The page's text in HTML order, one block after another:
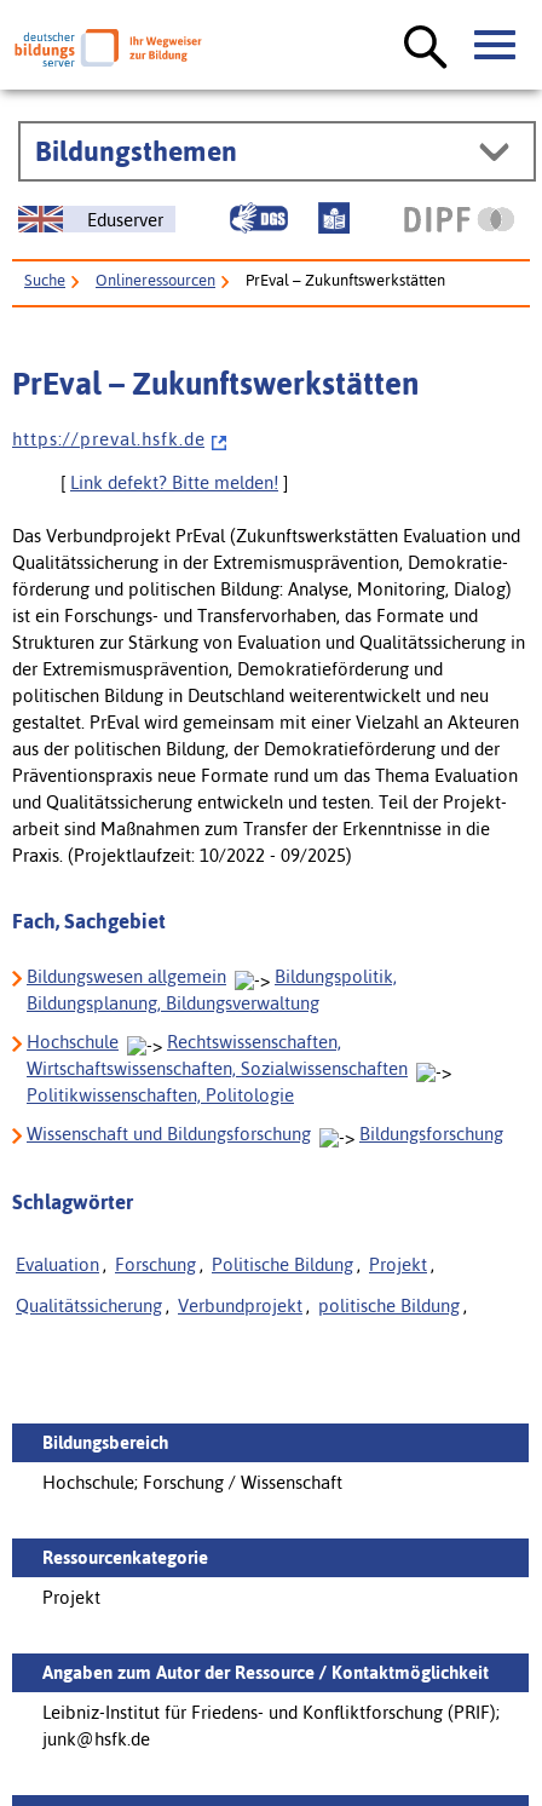
Bildungsthemen
Eduserver
Suche Onlineressourcen PrEval – Zukunftswerkstätten
PrEval – Zukunftswerkstätten
h t t p s : / / p r e v a l . h s f k . d e
[ Link defekt? Bitte melden! ]
Das Verbund­projekt PrEval (Zukunfts­werkstätten Evaluation und
Qualitäts­sicherung in der Extremismus­prävention, Demokratie­
förderung und politischen Bildung: Analyse, Monitoring, Dialog)
ist ein Forschungs- und Transfer­­vorhaben, das Formate und
Strukturen zur Stärkung von Evaluation und Qualitäts­sicherung in
der Extremismus­prävention, Demokratie­förderung und
politischen Bildung in Deutschland weiter­entwickelt und neu
gestaltet. PrEval wird gemeinsam mit einer Vielzahl an Akteuren
aus der politischen Bildung, der Demokratie­förderung und der
Präventions­praxis neue Formate rund um das Thema Evaluation
und Qualitäts­sicherung entwickeln und testen. Teil der Projekt­­
arbeit sind Maß­nahmen zum Transfer der Erkennt­nisse in die
Praxis. (Projektlaufzeit: 10/2022 - 09/2025)
Fach, Sachgebiet
Bildungswesen allgemein
Bildungspolitik,
Bildungsplanung, Bildungsverwaltung
Hochschule
Rechtswissenschaften,
Wirtschaftswissenschaften, Sozialwissenschaften
Politikwissenschaften, Politologie
Wissenschaft und Bildungsforschung
Bildungsforschung
Schlagwörter
Evaluation , Forschung , Politische Bildung , Projekt ,
Qualitätssicherung , Verbundprojekt , politische Bildung ,
Bildungsbereich
Hochschule; Forschung / Wissenschaft
Ressourcenkategorie
Projekt
Angaben zum Autor der Ressource / Kontaktmöglichkeit
Leibniz-Institut für Friedens- und Konflikt­forschung (PRIF);
junk@hsfk.de